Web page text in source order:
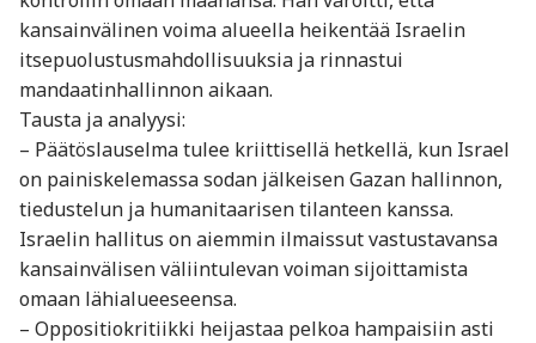
kansainvälinen voima alueella heikentää Israelin
itsepuolustusmahdollisuuksia ja rinnastui
mandaatinhallinnon aikaan.
Tausta ja analyysi:
– Päätöslauselma tulee kriittisellä hetkellä, kun Israel
on painiskelemassa sodan jälkeisen Gazan hallinnon,
tiedustelun ja humanitaarisen tilanteen kanssa.
Israelin hallitus on aiemmin ilmaissut vastustavansa
kansainvälisen väliintulevan voiman sijoittamista
omaan lähialueeseensa.
– Oppositiokritiikki heijastaa pelkoa hampaisiin asti